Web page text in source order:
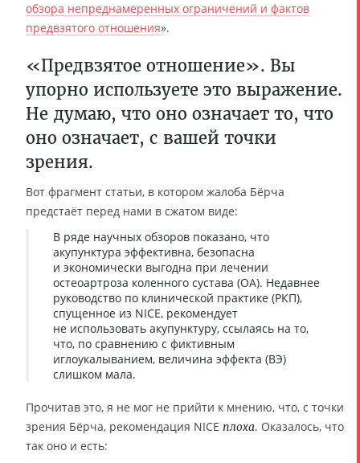
обзора непреднамеренных ограничений и фактов
предвзятого отношения».
«Предвзятое отношение». Вы
упорно используете это выражение.
Не думаю, что оно означает то, что
оно означает, с вашей точки
зрения.
Вот фрагмент статьи, в котором жалоба Бёрча
предстаёт перед нами в сжатом виде:
В ряде научных обзоров показано, что
акупунктура эффективна, безопасна
и экономически выгодна при лечении
остеоартроза коленного сустава (ОА). Недавнее
руководство по клинической практике (РКП),
спущенное из NICE, рекомендует
не использовать акупунктуру, ссылаясь на то,
что, по сравнению с фиктивным
иглоукалыванием, величина эффекта (ВЭ)
слишком мала.
Прочитав это, я не мог не прийти к мнению, что, с точки
зрения Бёрча, рекомендация NICE плоха. Оказалось, что
так оно и есть: